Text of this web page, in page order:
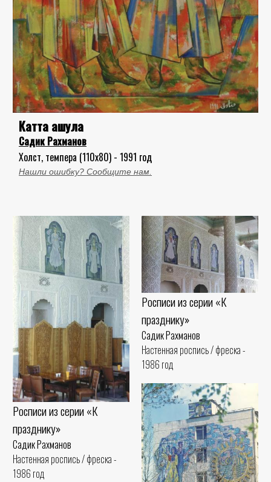
Катта ашула
Садик Рахманов
Холст, темпера (110x80) - 1991 год
Нашли ошибку? Сообщите нам.
Росписи из серии «К
празднику»
Садик Рахманов
Настенная роспись / фреска -
1986 год
Росписи из серии «К
празднику»
Садик Рахманов
Настенная роспись / фреска -
1986 год